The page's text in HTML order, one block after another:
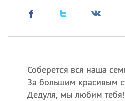
Соберется вся наша
За большим красивым
Дедуля, мы любим тебя!